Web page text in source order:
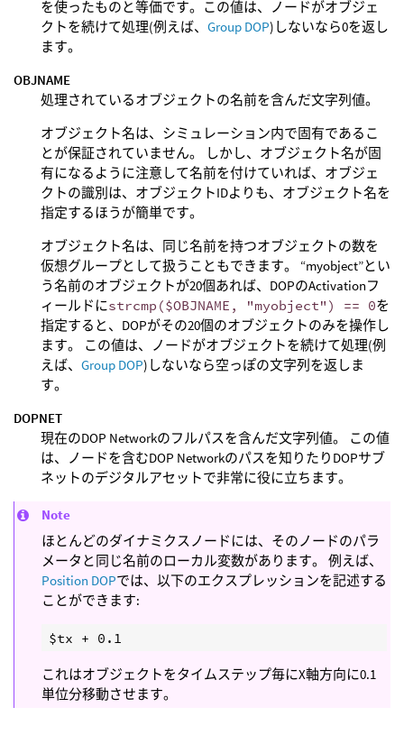
を使ったものと等価です。この値は、ノードがオブジェ
クトを続けて処理(例えば、 Group DOP)しないなら0を返し
ます。
OBJNAME
処理されているオブジェクトの名前を含んだ文字列値。
オブジェクト名は、シミュレーション内で固有であるこ
とが保証されていません。 しかし、オブジェクト名が固
有になるように注意して名前を付けていれば、オブジェ
クトの識別は、オブジェクトIDよりも、オブジェクト名を
指定するほうが簡単です。
オブジェクト名は、同じ名前を持つオブジェクトの数を
仮想グループとして扱うこともできます。 “myobject”とい
う名前のオブジェクトが20個あれば、DOPのActivationフ
ィールドにstrcmp($OBJNAME, "myobject") == 0を
指定すると、DOPがその20個のオブジェクトのみを操作し
ます。 この値は、ノードがオブジェクトを続けて処理(例
えば、 Group DOP)しないなら空っぽの文字列を返しま
す。
DOPNET
現在のDOP Networkのフルパスを含んだ文字列値。 この値
は、ノードを含むDOP Networkのパスを知りたりDOPサブ
ネットのデジタルアセットで非常に役に立ちます。
Note
ほとんどのダイナミクスノードには、そのノードのパラ
メータと同じ名前のローカル変数があります。 例えば、
Position DOPでは、以下のエクスプレッションを記述する
ことができます:
これはオブジェクトをタイムステップ毎にX軸方向に0.1
単位分移動させます。